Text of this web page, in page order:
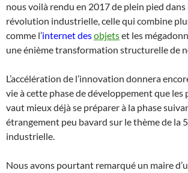
nous voilà rendu en 2017 de plein pied
révolution industrielle, celle qui combine
comme l’internet desobjetset les
une énième transformation structurelle de
L’accélération de l’innovation donnera
vie à cette phase de développement que les
vaut mieux déjà se préparer à la phase
étrangement peu bavard sur le thème de la 5
industrielle.
Nous avons pourtant remarqué un maire